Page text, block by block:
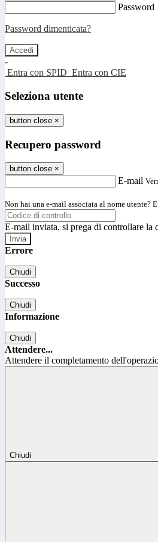
Password
Password dimenticata?
-
Entra con SPID Entra con CIE
Seleziona utente
button close ×
Recupero password
button close ×
E-mail
Non hai una e-mail associata al nome utente?
E-mail inviata, si prega di controllare la
Errore
Chiudi
Successo
Chiudi
Informazione
Chiudi
Attendere...
Attendere il completamento
Chiudi